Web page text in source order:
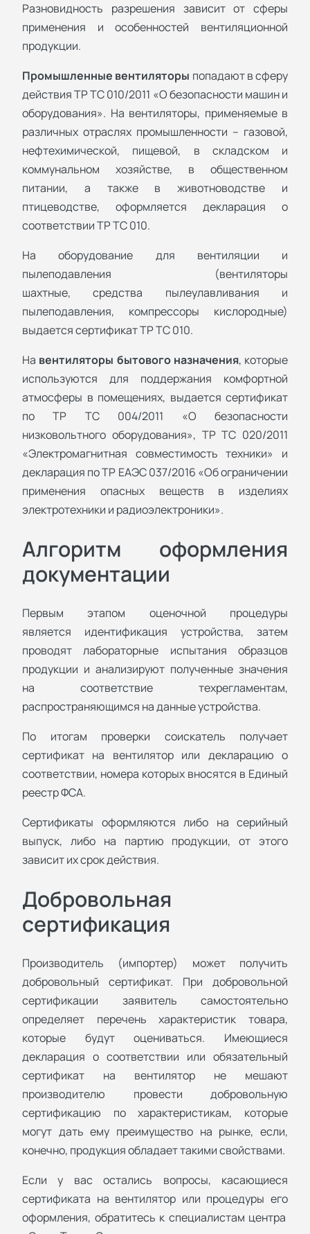
Разновидность разрешения зависит от сферы
применения и особенностей вентиляционной
продукции.
Промышленные вентиляторы попадают в сферу
действия ТР ТС 010/2011 «О безопасности машин и
оборудования». На вентиляторы, применяемые в
различных отраслях промышленности – газовой,
нефтехимической, пищевой, в складском и
коммунальном хозяйстве, в общественном
питании, а также в животноводстве и
птицеводстве, оформляется декларация о
соответствии ТР ТС 010.
На оборудование для вентиляции и
пылеподавления (вентиляторы
шахтные, средства пылеулавливания и
пылеподавления, компрессоры кислородные)
выдается сертификат ТР ТС 010.
На вентиляторы бытового назначения, которые
используются для поддержания комфортной
атмосферы в помещениях, выдается сертификат
по ТР ТС 004/2011 «О безопасности
низковольтного оборудования», ТР ТС 020/2011
«Электромагнитная совместимость техники» и
декларация по ТР ЕАЭС 037/2016 «Об ограничении
применения опасных веществ в изделиях
электротехники и радиоэлектроники».
Алгоритм оформления
документации
Первым этапом оценочной процедуры
является идентификация устройства, затем
проводят лабораторные испытания образцов
продукции и анализируют полученные значения
на соответствие техрегламентам,
распространяющимся на данные устройства.
По итогам проверки соискатель получает
сертификат на вентилятор или декларацию о
соответствии, номера которых вносятся в Единый
реестр ФСА.
Сертификаты оформляются либо на серийный
выпуск, либо на партию продукции, от этого
зависит их срок действия.
Добровольная
сертификация
Производитель (импортер) может получить
добровольный сертификат. При добровольной
сертификации заявитель самостоятельно
определяет перечень характеристик товара,
которые будут оцениваться. Имеющиеся
декларация о соответствии или обязательный
сертификат на вентилятор не мешают
производителю провести добровольную
сертификацию по характеристикам, которые
могут дать ему преимущество на рынке, если,
конечно, продукция обладает такими свойствами.
Если у вас остались вопросы, касающиеся
сертификата на вентилятор или процедуры его
оформления, обратитесь к специалистам центра